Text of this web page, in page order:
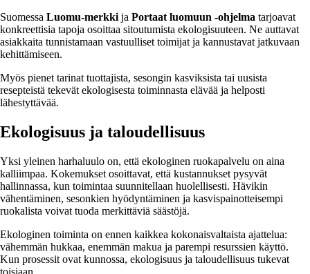
Suomessa Luomu-merkki ja Portaat luomuun -ohjelma tarjoavat
konkreettisia tapoja osoittaa sitoutumista ekologisuuteen. Ne auttavat
asiakkaita tunnistamaan vastuulliset toimijat ja kannustavat jatkuvaan
kehittämiseen.
Myös pienet tarinat tuottajista, sesongin kasviksista tai uusista
resepteistä tekevät ekologisesta toiminnasta elävää ja helposti
lähestyttävää.
Ekologisuus ja taloudellisuus
Yksi yleinen harhaluulo on, että ekologinen ruokapalvelu on aina
kalliimpaa. Kokemukset osoittavat, että kustannukset pysyvät
hallinnassa, kun toimintaa suunnitellaan huolellisesti. Hävikin
vähentäminen, sesonkien hyödyntäminen ja kasvispainotteisempi
ruokalista voivat tuoda merkittäviä säästöjä.
Ekologinen toiminta on ennen kaikkea kokonaisvaltaista ajattelua:
vähemmän hukkaa, enemmän makua ja parempi resurssien käyttö.
Kun prosessit ovat kunnossa, ekologisuus ja taloudellisuus tukevat
toisiaan.